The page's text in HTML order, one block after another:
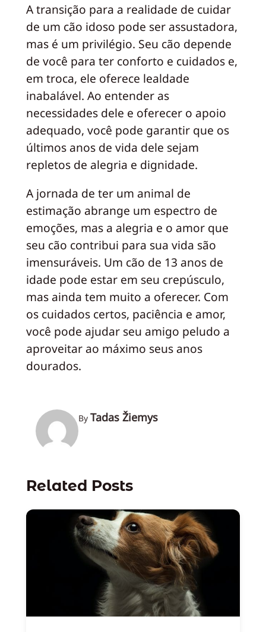
A transição para a realidade de cuidar
de um cão idoso pode ser assustadora,
mas é um privilégio. Seu cão depende
de você para ter conforto e cuidados e,
em troca, ele oferece lealdade
inabalável. Ao entender as
necessidades dele e oferecer o apoio
adequado, você pode garantir que os
últimos anos de vida dele sejam
repletos de alegria e dignidade.
A jornada de ter um animal de
estimação abrange um espectro de
emoções, mas a alegria e o amor que
seu cão contribui para sua vida são
imensuráveis. Um cão de 13 anos de
idade pode estar em seu crepúsculo,
mas ainda tem muito a oferecer. Com
os cuidados certos, paciência e amor,
você pode ajudar seu amigo peludo a
aproveitar ao máximo seus anos
dourados.
By Tadas Žiemys
Related Posts